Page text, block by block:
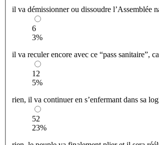
il va démissionner ou dissoudre l’Assemblée
6
3%
il va reculer encore avec ce “pass sanitaire”,
12
5%
rien, il va continuer en s’enfermant dans sa
52
23%